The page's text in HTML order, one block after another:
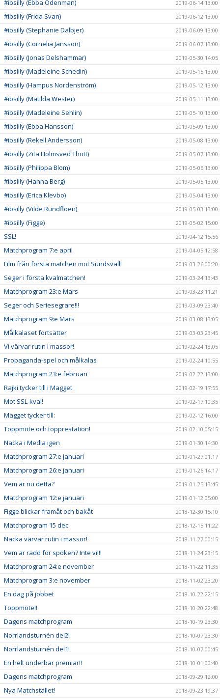
#ibsilly (Ebba Odenman) 2019-06-14 13:00
#ibsilly (Frida Svan) 2019-06-12 13:00
#ibsilly (Stephanie Dalbjer) 2019-06-09 13:00
#ibsilly (Cornelia Jansson) 2019-06-07 13:00
#ibsilly (Jonas Delshammar) 2019-05-30 14:05
#ibsilly (Madeleine Schedin) 2019-05-15 13:00
#ibsilly (Hampus Nordenström) 2019-05-12 13:00
#ibsilly (Matilda Wester) 2019-05-11 13:00
#ibsilly (Madeleine Sehlin) 2019-05-10 13:00
#ibsilly (Ebba Hansson) 2019-05-09 13:00
#ibsilly (Rekell Andersson) 2019-05-08 13:00
#ibsilly (Zita Holmsved Thott) 2019-05-07 13:00
#ibsilly (Philippa Blom) 2019-05-06 13:00
#ibsilly (Hanna Berg) 2019-05-05 13:00
#ibsilly (Erica Klevbo) 2019-05-04 13:00
#ibsilly (Vilde Rundfloen) 2019-05-03 13:00
#ibsilly (Figge) 2019-05-02 15:00
SSL! 2019-04-12 15:56
Matchprogram 7:e april 2019-04-05 12:58
Film från första matchen mot Sundsvall! 2019-03-26 00:20
Seger i första kvalmatchen! 2019-03-24 13:43
Matchprogram 23:e Mars 2019-03-23 11:21
Seger och Seriesegrare!!! 2019-03-09 23:40
Matchprogram 9:e Mars 2019-03-08 13:05
Målkalaset fortsätter 2019-03-03 23:45
Vi värvar rutin i massor! 2019-02-24 18:05
Propaganda-spel och målkalas 2019-02-24 10:55
Matchprogram 23:e februari 2019-02-22 13:00
Rajki tycker till i Magget 2019-02-19 17:55
Mot SSL-kval! 2019-02-17 10:35
Magget tycker till: 2019-02-12 16:00
Toppmöte och topprestation! 2019-02-10 05:15
Nacka i Media igen 2019-01-30 14:30
Matchprogram 27:e januari 2019-01-27 01:17
Matchprogram 26:e januari 2019-01-26 14:17
Vem är nu detta? 2019-01-25 13:45
Matchprogram 12:e januari 2019-01-12 05:00
Figge blickar framåt och bakåt 2018-12-30 15:10
Matchprogram 15 dec 2018-12-15 11:22
Nacka värvar rutin i massor! 2018-11-27 00:15
Vem är rädd för spöken? Inte vi!!! 2018-11-24 23:15
Matchprogram 24:e november 2018-11-22 11:35
Matchprogram 3:e november 2018-11-02 23:20
En dag på jobbet 2018-10-22 22:15
Toppmöte!! 2018-10-20 22:48
Dagens matchprogram 2018-10-19 23:30
Norrlandsturnén del2! 2018-10-07 23:30
Norrlandsturnén del1! 2018-10-07 00:45
En helt underbar premiär!! 2018-10-01 00:40
Dagens matchprogram 2018-09-29 12:00
Nya Matchstället! 2018-09-23 19:37